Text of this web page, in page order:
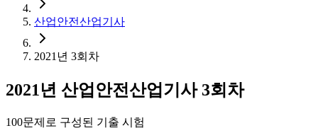
산업안전산업기사
2021 년 3회차
2021년 산업안전산업기사 3회차
100문제로 구성된 기출 시험